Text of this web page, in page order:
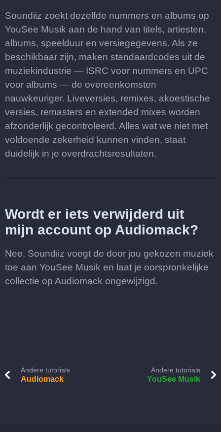
Soundiiz zoekt dezelfde nummers en albums op
YouSee Musik aan de hand van titels, artiesten,
albums, speelduur en versiegegevens. Als ze
beschikbaar zijn, maken standaardcodes uit de
muziekindustrie — ISRC voor nummers en UPC
voor albums — de overeenkomsten
nauwkeuriger. Liveversies, remixes, akoestische
versies, remasters en extended mixes worden
afzonderlijk gecontroleerd. Alles wat we niet met
voldoende zekerheid kunnen vinden, staat
duidelijk in je overdrachtsresultaten.
Wordt er iets verwijderd uit
mijn account op Audiomack?
Nee. Soundiiz voegt de door jou gekozen muziek
toe aan YouSee Musik en laat je oorspronkelijke
collectie op Audiomack ongewijzigd.
Andere tutorials
Audiomack
Andere tutorials
YouSee Musik